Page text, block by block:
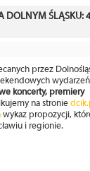
DOLNYM ŚLĄSKU:
przez
koncerty, premiery
na stronie
wykaz propozycji,
i regionie.